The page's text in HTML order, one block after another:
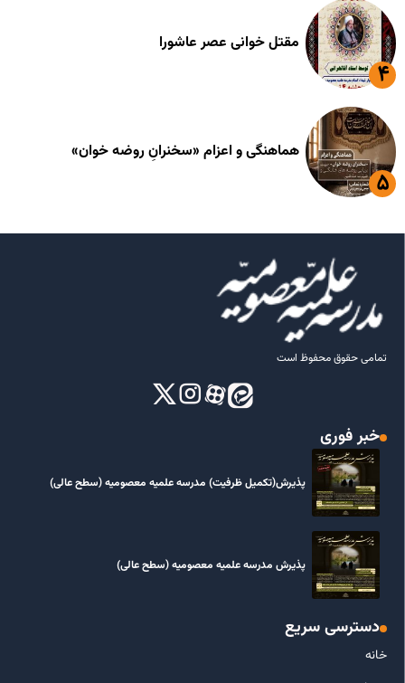
مقتل خوانی عصر عاشورا
هماهنگی و اعزام «سخنرانِ روضه خوان»
تمامی حقوق محفوظ است
خبر فوری
پذیرش(تکمیل ظرفیت) مدرسه علمیه معصومیه‌ (سطح عالی)
پذیرش مدرسه علمیه معصومیه‌ (سطح عالی)
دسترسی سریع
خانه